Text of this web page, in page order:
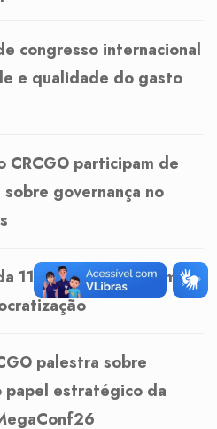
congresso internacional
e qualidade do gasto
CRCGO participam de
governança no
11ª reunião do Fórum
palestra sobre
papel estratégico da